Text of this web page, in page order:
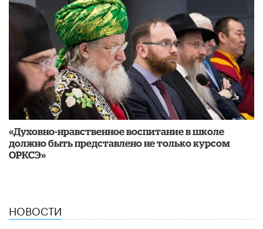
«Духовно-нравственное воспитание в школе
должно быть представлено не только курсом
ОРКСЭ»
НОВОСТИ